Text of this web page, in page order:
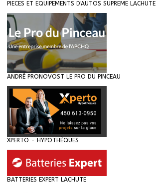
PIECES ET EQUIPEMENTS D'AUTOS SUPREME LACHUTE
ANDRÉ PRONOVOST LE PRO DU PINCEAU
XPERTO - HYPOTHÈQUES
BATTERIES EXPERT LACHUTE